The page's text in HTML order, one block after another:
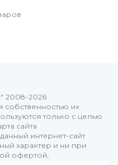
2008-2026
собственностью их
только с целью
сайта
интернет-сайт
характер и ни при
офертой,